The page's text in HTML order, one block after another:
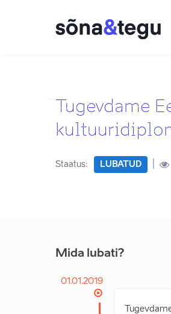
Tugevdame
Staatus: LUBATUD
Mida lubati?
01.01.2019